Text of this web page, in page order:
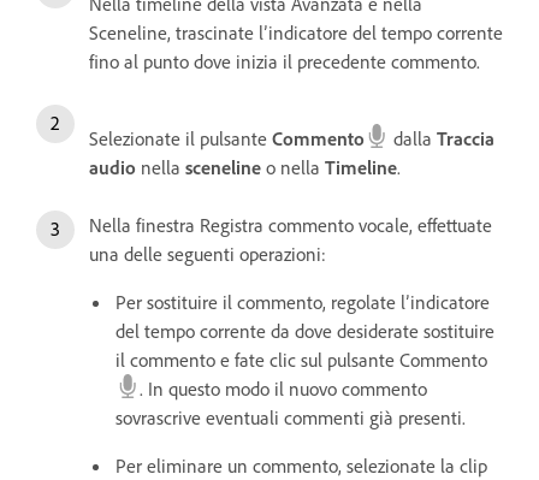
Sceneline, trascinate l’indicatore del tempo corrente
fino al punto dove inizia il precedente commento.
Selezionate il pulsante Commento dalla Traccia
audio nella sceneline o nella Timeline.
Nella finestra Registra commento vocale, effettuate
una delle seguenti operazioni:
Per sostituire il commento, regolate l’indicatore
del tempo corrente da dove desiderate sostituire
il commento e fate clic sul pulsante Commento
. In questo modo il nuovo commento
sovrascrive eventuali commenti già presenti.
Per eliminare un commento, selezionate la clip